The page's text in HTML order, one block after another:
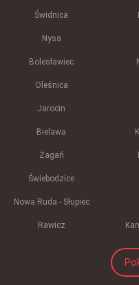
Świdnica
Nysa
Bolesławiec
Oleśnica
Jarocin
Bielawa
Żagań
Świebodzice
Nowa Ruda - Słupiec
Rawicz